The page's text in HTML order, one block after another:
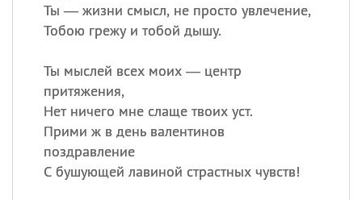
Ты — жизни смысл, не просто увлечение,
Тобою грежу и тобой дышу.
Ты мыслей всех моих — центр
притяжения,
Нет ничего мне слаще твоих уст.
Прими ж в день валентинов
поздравление
С бушующей лавиной страстных чувств!